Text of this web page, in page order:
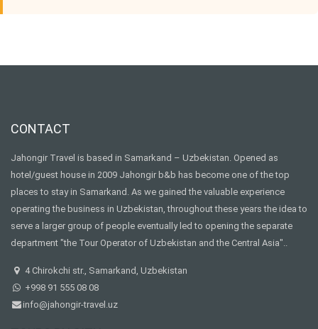
CONTACT
Jahongir Travel is based in Samarkand – Uzbekistan. Opened as
hotel/guest house in 2009 Jahongir b&b has become one of the top
places to stay in Samarkand. As we gained the valuable experience
operating the business in Uzbekistan, throughout these years the idea to
serve a larger group of people eventually led to opening the separate
department "the Tour Operator of Uzbekistan and the Central Asia"..
4 Chirokchi str., Samarkand, Uzbekistan
+998 91 555 08 08
info@jahongir-travel.uz